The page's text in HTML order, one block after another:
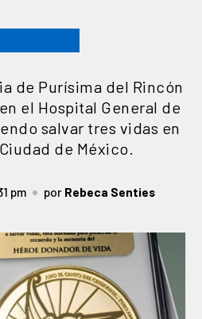
de Purísima del Rincón
el Hospital General de
salvar tres vidas en
de México.
pm por Rebeca Senties